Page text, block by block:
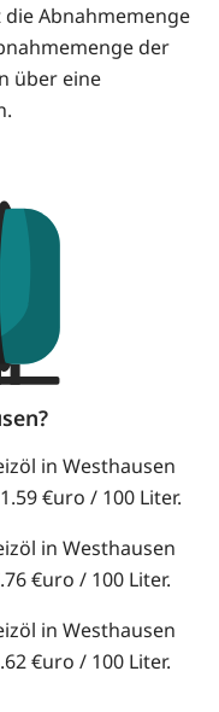
Abnahmemenge
der
über eine
in Westhausen
€uro / 100 Liter.
in Westhausen
€uro / 100 Liter.
in Westhausen
€uro / 100 Liter.